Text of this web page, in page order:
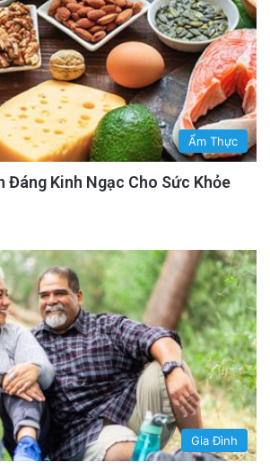
Ẩm Thực
Đáng Kinh Ngạc Cho Sức Khỏe
Gia Đình